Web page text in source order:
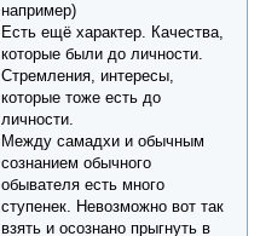
например)
Есть ещё характер. Качества,
которые были до личности.
Стремления, интересы,
которые тоже есть до
личности.
Между самадхи и обычным
сознанием обычного
обывателя есть много
ступенек. Невозможно вот так
взять и осознано прыгнуть в